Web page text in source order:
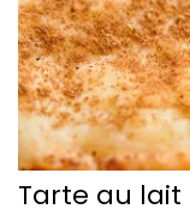
Tarte au lait